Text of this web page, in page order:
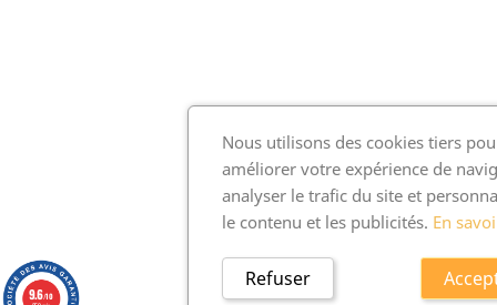
Nous utilisons des cookies tiers
améliorer votre expérience de
analyser le trafic du site et
le contenu et les publicités. En
Refuser
9.6/10